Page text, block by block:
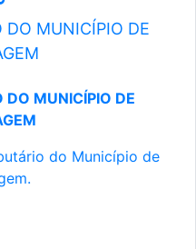
DO MUNICÍPIO DE
DO MUNICÍPIO DE
do Município de